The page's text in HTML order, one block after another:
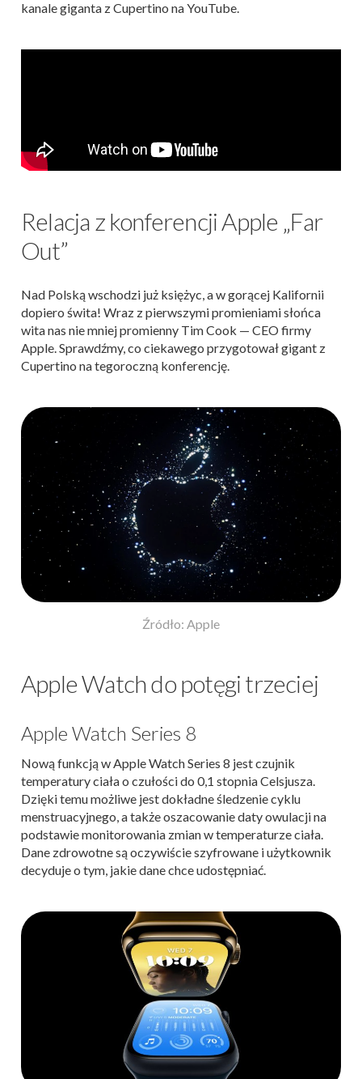
kanale giganta z Cupertino na YouTube.
Relacja z konferencji Apple „Far
Out”
Nad Polską wschodzi już księżyc, a w gorącej Kalifornii
dopiero świta! Wraz z pierwszymi promieniami słońca
wita nas nie mniej promienny Tim Cook — CEO firmy
Apple. Sprawdźmy, co ciekawego przygotował gigant z
Cupertino na tegoroczną konferencję.
Źródło: Apple
Apple Watch do potęgi trzeciej
Apple Watch Series 8
Nową funkcją w Apple Watch Series 8 jest czujnik
temperatury ciała o czułości do 0,1 stopnia Celsjusza.
Dzięki temu możliwe jest dokładne śledzenie cyklu
menstruacyjnego, a także oszacowanie daty owulacji na
podstawie monitorowania zmian w temperaturze ciała.
Dane zdrowotne są oczywiście szyfrowane i użytkownik
decyduje o tym, jakie dane chce udostępniać.